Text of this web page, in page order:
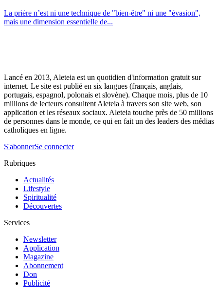
La prière n’est ni une technique de "bien-être" ni une "évasion",
mais une dimension essentielle de...
Lancé en 2013, Aleteia est un quotidien d'information gratuit sur
internet. Le site est publié en six langues (français, anglais,
portugais, espagnol, polonais et slovène). Chaque mois, plus de 10
millions de lecteurs consultent Aleteia à travers son site web, son
application et les réseaux sociaux. Aleteia touche près de 50 millions
de personnes dans le monde, ce qui en fait un des leaders des médias
catholiques en ligne.
S'abonnerSe connecter
Rubriques
Actualités
Lifestyle
Spiritualité
Découvertes
Services
Newsletter
Application
Magazine
Abonnement
Don
Publicité